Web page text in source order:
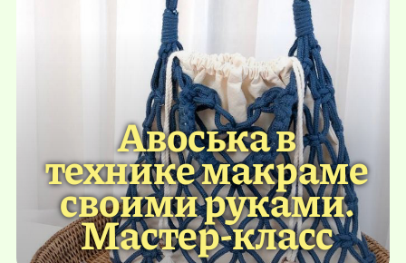
Авоська в
технике макраме
своими руками.
Мастер-класс